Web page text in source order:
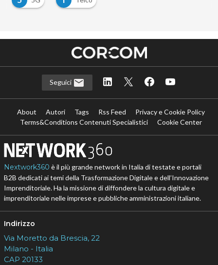
Seguici
About Autori Tags Rss Feed
Privacy e Cookie Policy
Terms&Conditions Contenuti Specialistici
Cookie Center
Nextwork360 è il più grande network in Italia di testate e portali
B2B dedicati ai temi della Trasformazione Digitale e dell’Innovazione
Imprenditoriale. Ha la missione di diffondere la cultura digitale e
imprenditoriale nelle imprese e pubbliche amministrazioni italiane.
Indirizzo
Via Moretto da Brescia, 22
Milano - Italia
CAP 20133